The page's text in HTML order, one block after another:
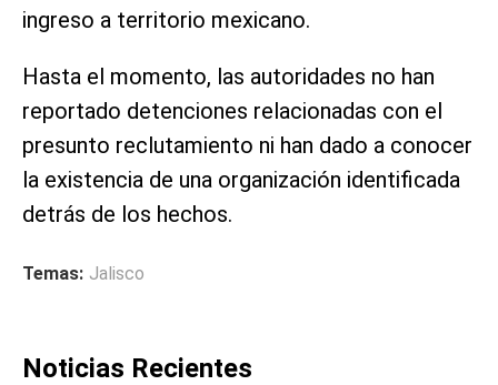
ingreso a territorio mexicano.
Hasta el momento, las autoridades no han
reportado detenciones relacionadas con el
presunto reclutamiento ni han dado a conocer
la existencia de una organización identificada
detrás de los hechos.
Temas: Jalisco
Noticias Recientes